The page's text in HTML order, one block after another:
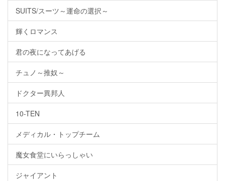
SUITS/スーツ～運命の選択～
輝くロマンス
君の夜になってあげる
チュノ～推奴～
ドクター異邦人
10-TEN
メディカル・トップチーム
魔女食堂にいらっしゃい
ジャイアント